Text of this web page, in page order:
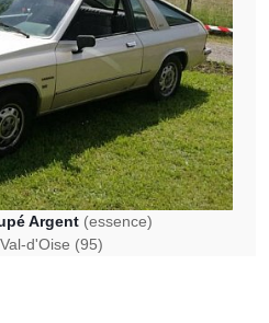
Argent (essence)
Val-d'Oise (95)